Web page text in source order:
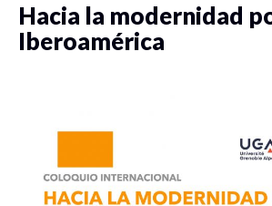
Hacia la modernidad
Iberoamérica